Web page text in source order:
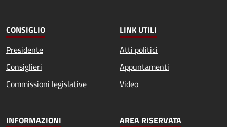
CONSIGLIO
Presidente
Consiglieri
Commissioni legislative
LINK UTILI
Atti politici
Appuntamenti
Video
INFORMAZIONI
AREA RISERVATA